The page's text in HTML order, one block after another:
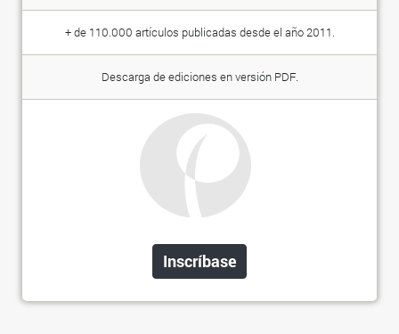
+ de 110.000 artículos publicadas desde el año 2011.
Descarga de ediciones en versión PDF.
Inscríbase